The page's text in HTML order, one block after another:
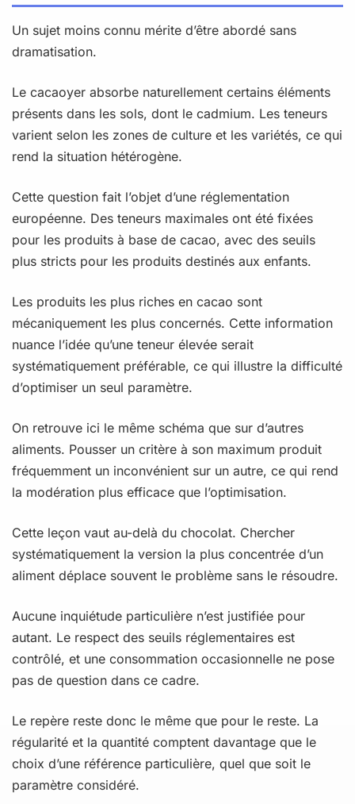
Un sujet moins connu mérite d’être abordé sans
dramatisation.
Le cacaoyer absorbe naturellement certains éléments
présents dans les sols, dont le cadmium. Les teneurs
varient selon les zones de culture et les variétés, ce qui
rend la situation hétérogène.
Cette question fait l’objet d’une réglementation
européenne. Des teneurs maximales ont été fixées
pour les produits à base de cacao, avec des seuils
plus stricts pour les produits destinés aux enfants.
Les produits les plus riches en cacao sont
mécaniquement les plus concernés. Cette information
nuance l’idée qu’une teneur élevée serait
systématiquement préférable, ce qui illustre la difficulté
d’optimiser un seul paramètre.
On retrouve ici le même schéma que sur d’autres
aliments. Pousser un critère à son maximum produit
fréquemment un inconvénient sur un autre, ce qui rend
la modération plus efficace que l’optimisation.
Cette leçon vaut au-delà du chocolat. Chercher
systématiquement la version la plus concentrée d’un
aliment déplace souvent le problème sans le résoudre.
Aucune inquiétude particulière n’est justifiée pour
autant. Le respect des seuils réglementaires est
contrôlé, et une consommation occasionnelle ne pose
pas de question dans ce cadre.
Le repère reste donc le même que pour le reste. La
régularité et la quantité comptent davantage que le
choix d’une référence particulière, quel que soit le
paramètre considéré.